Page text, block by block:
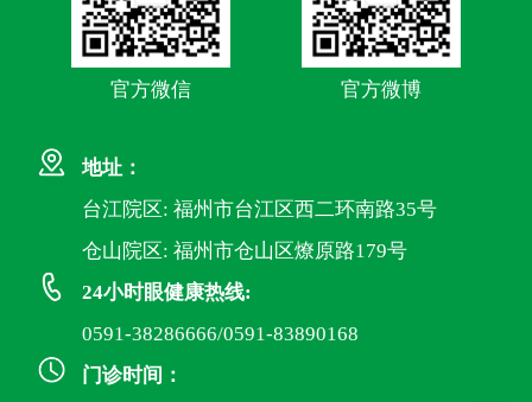
官方微信 官方微博
地址：
台江院区: 福州市台江区西二环南路35号
仓山院区: 福州市仓山区燎原路179号
24小时眼健康热线:
0591-38286666/0591-83890168
门诊时间：